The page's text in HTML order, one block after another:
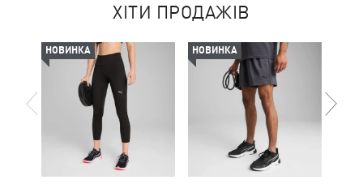
ХІТИ ПРОДАЖІВ
НОВИНКА НОВИНКА